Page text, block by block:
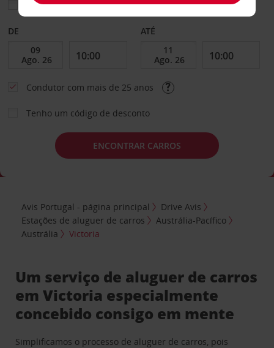
Escolher uma estação de devolução diferente
DE ATÉ
Condutor com mais de 25 anos
Tenho um código de desconto
ENCONTRAR CARROS
Avis Portugal - página principal
Drive Avis
Estações de aluguer de carros
Austrália-Pacífico
Austrália
Victoria
Um serviço de aluguer de carros
em Victoria especialmente
concebido consigo em mente
Simplificamos o processo de aluguer de carros, pois